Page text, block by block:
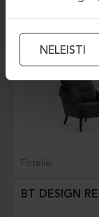
Foteliai
BT DESIGN
NELEISTI